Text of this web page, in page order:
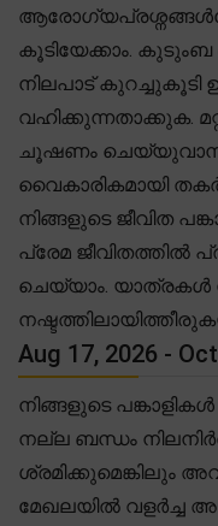
കൂടിയേക്കാം.
നിലപാട് കുറച്ചുകൂടി
വഹിക്കുന്നതാക്കുക.
ചൂഷണം ചെയ്യുവാനും
വൈകാരികമായി
നിങ്ങളുടെ ജീവിത
പ്രേമ ജീവിതത്തിൽ
ചെയ്യാം. യാത്രകൾ
Aug 17, 2026 -
നിങ്ങളുടെ
നല്ല ബന്ധം
ശ്രമിക്കുമെങ്കിലും
മേഖലയിൽ വളർച്ച